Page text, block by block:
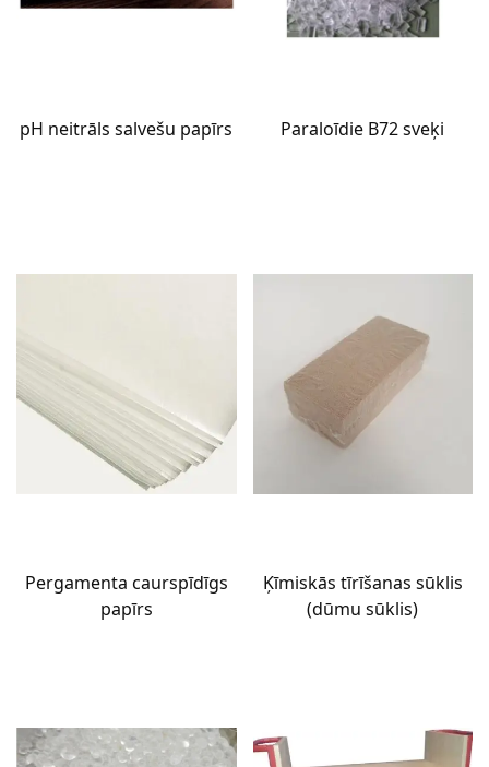
pH neitrāls salvešu papīrs Paraloīdie B72 sveķi
Pergamenta caurspīdīgs
papīrs
Ķīmiskās tīrīšanas sūklis
(dūmu sūklis)